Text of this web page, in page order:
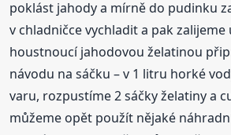
poklást jahody a mírně do pudinku
v chladničce vychladit a pak zalijeme
houstnoucí jahodovou želatinou
návodu na sáčku – v 1 litru horké
varu, rozpustíme 2 sáčky želatiny a
můžeme opět použít nějaké